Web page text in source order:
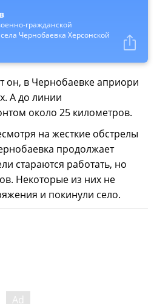
гражданской
Чернобаевка Херсонской
он, в Чернобаевке априори
А до линии
около 25 километров.
на жесткие обстрелы
продолжает
стараются работать, но
Некоторые из них не
и покинули село.